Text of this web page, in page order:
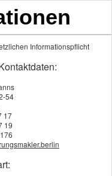
Versicherung zahlt nicht
vereinbarte Summe,
Es ist somit
Todesfall und
die
Informationspflicht
54
17
19